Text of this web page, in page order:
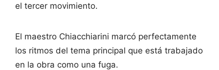
el tercer movimiento.
El maestro Chiacchiarini marcó perfectamente
los ritmos del tema principal que está trabajado
en la obra como una fuga.